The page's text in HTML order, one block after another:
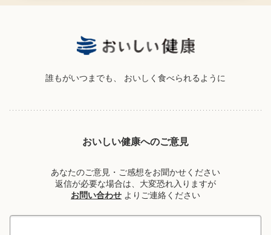
誰もがいつまでも、 おいしく食べられるように
おいしい健康へのご意見
あなたのご意見・ご感想をお聞かせください
返信が必要な場合は、大変恐れ入りますが
お問い合わせ よりご連絡ください